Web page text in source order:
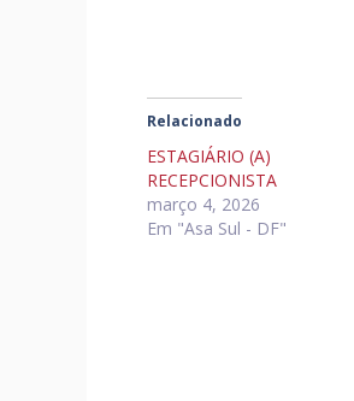
Relacionado
ESTAGIÁRIO (A)
RECEPCIONISTA
março 4, 2026
Em "Asa Sul - DF"